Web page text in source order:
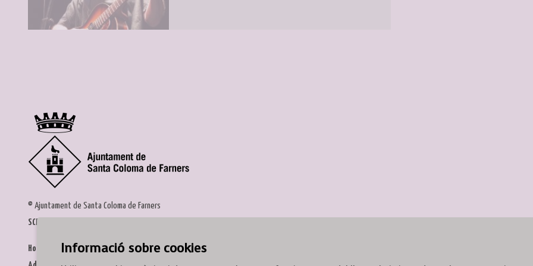
© Ajuntament de Santa Coloma de Farners
SCF Cultura
Horari de la Casa de la Paraula: de dilluns a dissabte, de 9 a 13 h.
Informació sobre cookies